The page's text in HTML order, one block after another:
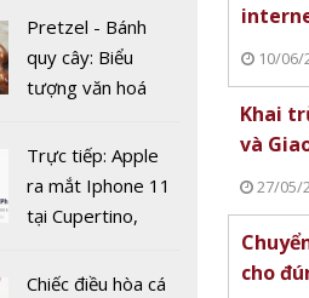
Review: TSCM
ngừng nhận đặt
hàng của Huawei
sau lệnh siết xuất
Pretzel - Bánh
quy cây: Biểu
tượng văn hoá
tranh cãi về nguồn
gốc
Trực tiếp: Apple
ra mắt Iphone 11
tại Cupertino,
Chiếc điều hòa cá
10/06/
Khai
và
27/05/
cho